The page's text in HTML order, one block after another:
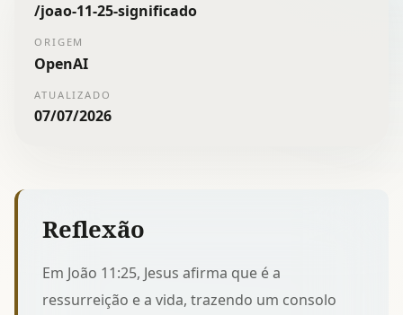
/joao-11-25-significado
ORIGEM
OpenAI
ATUALIZADO
07/07/2026
Reflexão
Em João 11:25, Jesus afirma que é a
ressurreição e a vida, trazendo um consolo